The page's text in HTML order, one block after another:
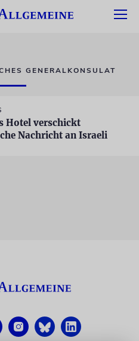
GENERALKONSULAT
Hotel verschickt
Nachricht an Israeli